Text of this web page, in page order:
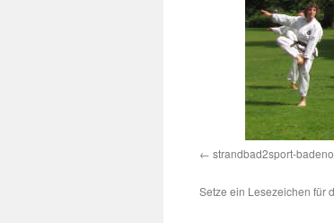
strandbad2sport-
Setze ein Lesezeichen für